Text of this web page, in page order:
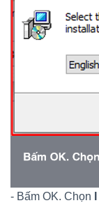
- Bấm OK. Chọn